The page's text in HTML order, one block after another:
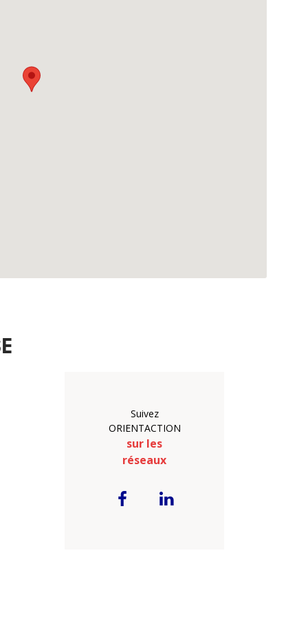
Suivez
ORIENTACTION
sur les
réseaux